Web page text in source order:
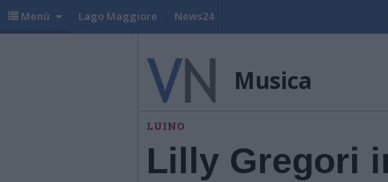
Menù Lago Maggiore News24
Musica
LUINO
Lilly Gregori